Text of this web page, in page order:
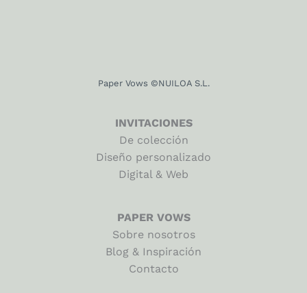
en
página
de
producto
Paper Vows ©NUILOA S.L.
INVITACIONES
De colección
Diseño personalizado
Digital & Web
PAPER VOWS
Sobre nosotros
Blog & Inspiración
Contacto